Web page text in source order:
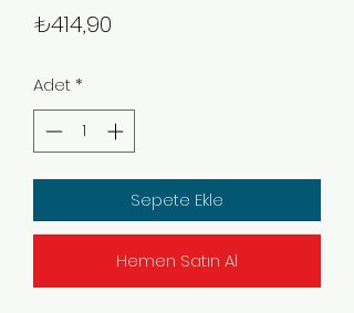
₺414,90
Adet*
Sepete Ekle
Hemen Satın Al